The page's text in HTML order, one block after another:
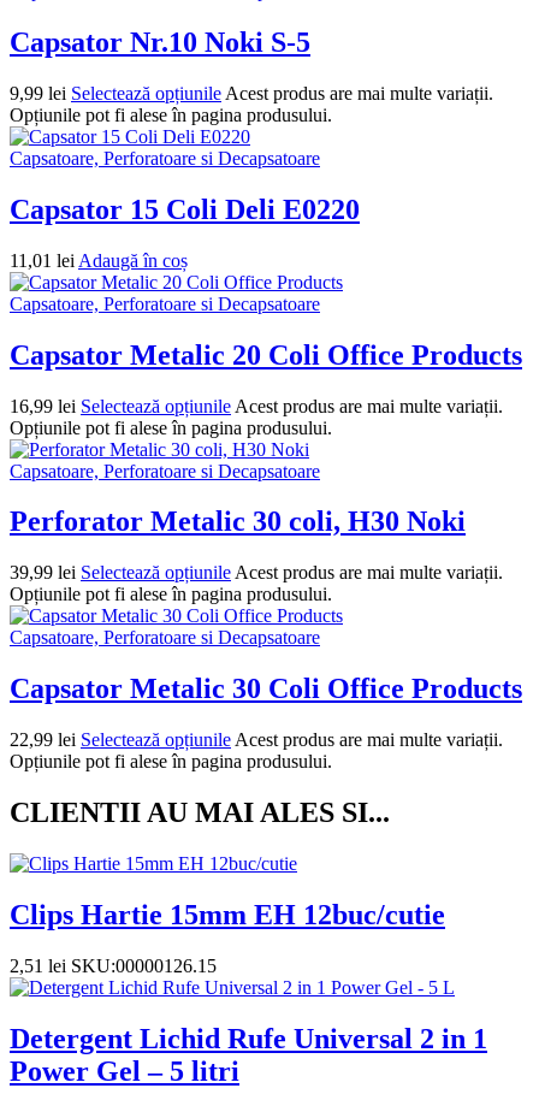
Capsator Nr.10 Noki S-5
9,99 lei Selectează opțiunile Acest produs are mai multe variații.
Opțiunile pot fi alese în pagina produsului.
Capsatoare, Perforatoare si Decapsatoare
Capsator 15 Coli Deli E0220
11,01 lei Adaugă în coș
Capsatoare, Perforatoare si Decapsatoare
Capsator Metalic 20 Coli Office Products
16,99 lei Selectează opțiunile Acest produs are mai multe variații.
Opțiunile pot fi alese în pagina produsului.
Capsatoare, Perforatoare si Decapsatoare
Perforator Metalic 30 coli, H30 Noki
39,99 lei Selectează opțiunile Acest produs are mai multe variații.
Opțiunile pot fi alese în pagina produsului.
Capsatoare, Perforatoare si Decapsatoare
Capsator Metalic 30 Coli Office Products
22,99 lei Selectează opțiunile Acest produs are mai multe variații.
Opțiunile pot fi alese în pagina produsului.
CLIENTII AU MAI ALES SI...
Clips Hartie 15mm EH 12buc/cutie
2,51 lei SKU:00000126.15
Detergent Lichid Rufe Universal 2 in 1
Power Gel – 5 litri